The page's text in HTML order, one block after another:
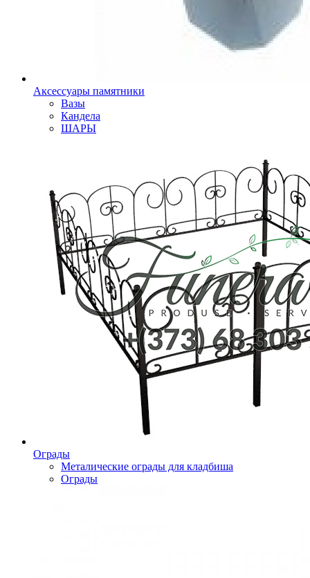
Аксессуары памятники
Вазы
Кандела
ШАРЫ
Ограды
Металические ограды для кладбиша
Ограды